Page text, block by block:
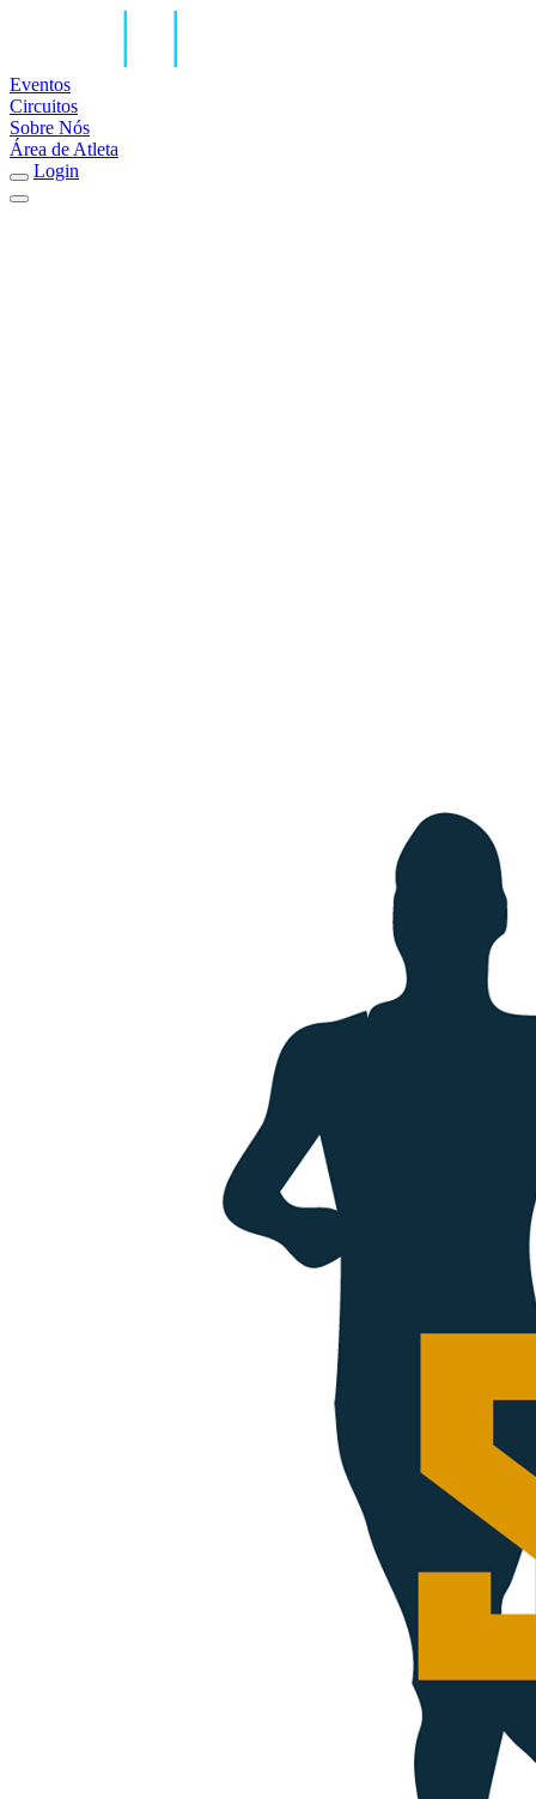
Eventos
Circuitos
Sobre Nós
Área de Atleta
Login